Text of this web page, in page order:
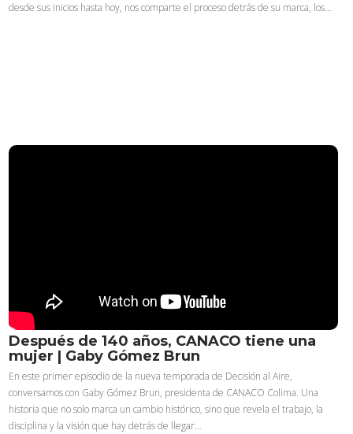
desde sus inicios hasta hoy, nos comparte el proceso detrás de su marca, los…
Después de 140 años, CANACO tiene una
mujer | Gaby Gómez Brun
En este primer episodio de la nueva temporada de Decisión al Aire,
conversamos con Gaby Gómez Brun, presidenta de CANACO Colima. Una
historia que no solo marca un cambio histórico, sino que revela el trabajo, la
disciplina y la visión que hay detrás de llegar…